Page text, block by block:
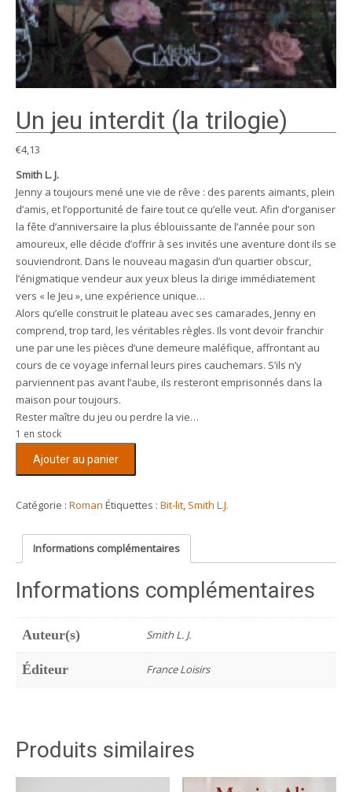
Un jeu interdit (la trilogie)
€4,13
Smith L. J.
Jenny a toujours mené une vie de rêve : des parents aimants, plein
d’amis, et l’opportunité de faire tout ce qu’elle veut. Afin d’organiser
la fête d’anniversaire la plus éblouissante de l’année pour son
amoureux, elle décide d’offrir à ses invités une aventure dont ils se
souviendront. Dans le nouveau magasin d’un quartier obscur,
l’énigmatique vendeur aux yeux bleus la dirige immédiatement
vers « le Jeu », une expérience unique…
Alors qu’elle construit le plateau avec ses camarades, Jenny en
comprend, trop tard, les véritables règles. Ils vont devoir franchir
une par une les pièces d’une demeure maléfique, affrontant au
cours de ce voyage infernal leurs pires cauchemars. S’ils n’y
parviennent pas avant l’aube, ils resteront emprisonnés dans la
maison pour toujours.
Rester maître du jeu ou perdre la vie…
1 en stock
jeu
(la
trilogie)
Ajouter au panier
Catégorie : Roman Étiquettes : Bit-lit Smith L.J.
Informations complémentaires
Informations complémentaires
Auteur(s) Smith L. J.
Éditeur France Loisirs
Produits similaires